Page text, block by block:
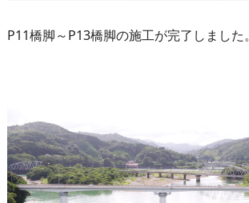
P11橋脚～P13橋脚の施工が完了しました。